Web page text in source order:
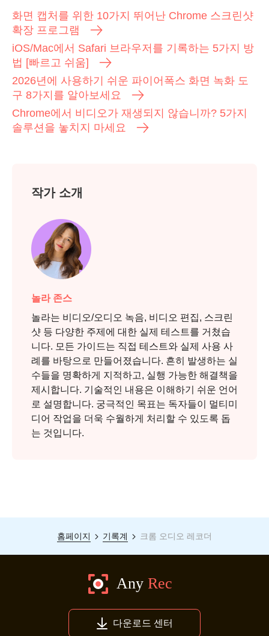
화면 캡처를 위한 10가지 뛰어난 Chrome 스크린샷
확장 프로그램
iOS/Mac에서 Safari 브라우저를 기록하는 5가지 방
법 [빠르고 쉬움]
2026년에 사용하기 쉬운 파이어폭스 화면 녹화 도
구 8가지를 알아보세요
Chrome에서 비디오가 재생되지 않습니까? 5가지
솔루션을 놓치지 마세요
작가 소개
놀라 존스
놀라는 비디오/오디오 녹음, 비디오 편집, 스크린
샷 등 다양한 주제에 대한 실제 테스트를 거쳤습
니다. 모든 가이드는 직접 테스트와 실제 사용 사
례를 바탕으로 만들어졌습니다. 흔히 발생하는 실
수들을 명확하게 지적하고, 실행 가능한 해결책을
제시합니다. 기술적인 내용은 이해하기 쉬운 언어
로 설명합니다. 궁극적인 목표는 독자들이 멀티미
디어 작업을 더욱 수월하게 처리할 수 있도록 돕
는 것입니다.
홈페이지 기록계 크롬 오디오 레코더
다운로드 센터